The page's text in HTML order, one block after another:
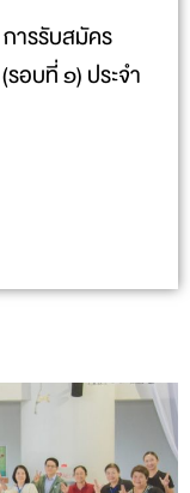
ารรับสมัคร
อบที่ ๑) ประจำ